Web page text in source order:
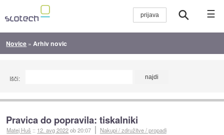
☰
Novice » Arhiv novic
Išči:
Pravica do popravila: tiskalniki
Matej Huš :: 12. avg 2022ob 20:07 Nakupi / združitve / propadi